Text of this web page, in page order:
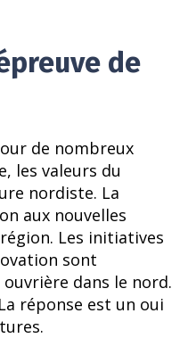
de
de nombreux
les valeurs du
nordiste. La
aux nouvelles
Les initiatives
sont
dans le nord.
réponse est un oui